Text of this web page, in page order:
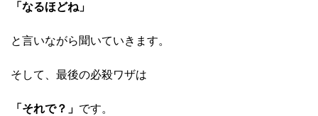
「なるほどね」
と言いながら聞いていきます。
そして、最後の必殺ワザは
「それで？」 です。